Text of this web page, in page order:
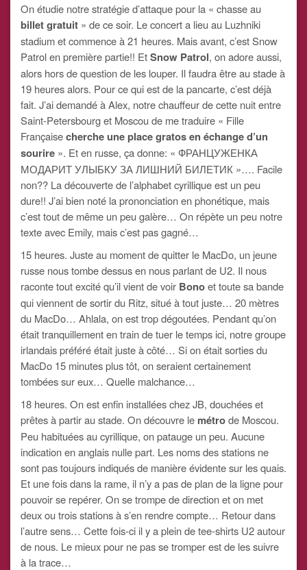
On étudie notre stratégie d’attaque pour la « chasse au
billet gratuit » de ce soir. Le concert a lieu au Luzhniki
stadium et commence à 21 heures. Mais avant, c’est Snow
Patrol en première partie!! EtSnow Patrol, on adore aussi,
alors hors de question de les louper. Il faudra être au stade à
19 heures alors. Pour ce qui est de la pancarte, c’est déjà
fait. J’ai demandé à Alex, notre chauffeur de cette nuit entre
Saint-Petersbourg et Moscou de me traduire « Fille
Françaisecherche une place gratos en échange d’un
sourire ». Et en russe, ça donne: « ФРАНЦУЖЕНКА
МОДАРИТ УЛЫБКУ ЗА ЛИШНИЙ БИЛЕТИК »…. Facile
non?? La découverte de l’alphabet cyrillique est un peu
dure!! J’ai bien noté la prononciation en phonétique, mais
c’est tout de même un peu galère… On répète un peu notre
texte avec Emily, mais c’est pas gagné…
15 heures. Juste au moment de quitter le MacDo, un jeune
russe nous tombe dessus en nous parlant de U2. Il nous
raconte tout excité qu’il vient de voir Bonoet toute sa bande
qui viennent de sortir du Ritz, situé à tout juste… 20 mètres
du MacDo… Ahlala, on est trop dégoutées. Pendant qu’on
était tranquillement en train de tuer le temps ici, notre groupe
irlandais préféré était juste à côté… Si on était sorties du
MacDo 15 minutes plus tôt, on seraient certainement
tombées sur eux… Quelle malchance…
18 heures. On est enfin installées chez JB, douchées et
prêtes à partir au stade. On découvre le métrode Moscou.
Peu habituées au cyrillique, on patauge un peu. Aucune
indication en anglais nulle part. Les noms des stations ne
sont pas toujours indiqués de manière évidente sur les quais.
Et une fois dans la rame, il n’y a pas de plan de la ligne pour
pouvoir se repérer. On se trompe de direction et on met
deux ou trois stations à s’en rendre compte… Retour dans
l’autre sens… Cette fois-ci il y a plein de tee-shirts U2 autour
de nous. Le mieux pour ne pas se tromper est de les suivre
à la trace…